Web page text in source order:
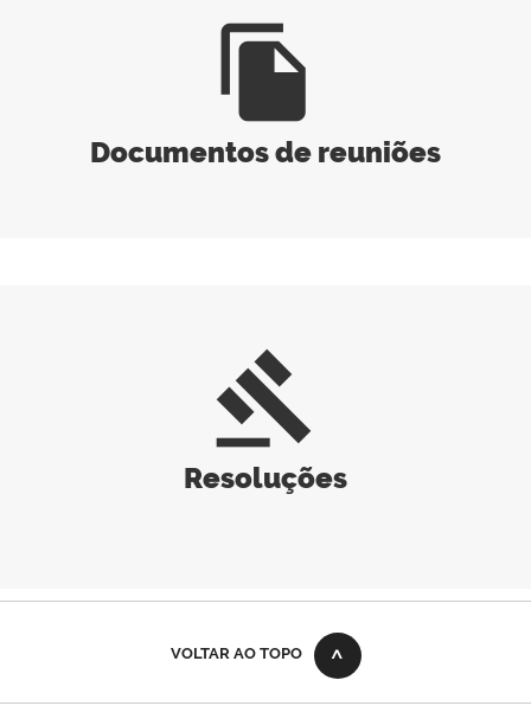
file_copy
Documentos de reuniões
gavel
Resoluções
VOLTAR AO TOPO